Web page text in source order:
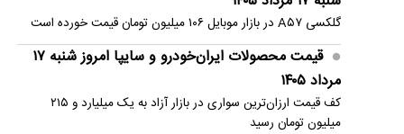
گلکسی A۵۷ در بازار موبایل ۱۰۶ میلیون تومان قیمت خورده است
قیمت محصولات ایران‌خودرو و سایپا امروز شنبه ۱۷
مرداد ۱۴۰۵
کف قیمت ارزان‌ترین سواری در بازار آزاد به یک میلیارد و ۲۱۵
میلیون تومان رسید